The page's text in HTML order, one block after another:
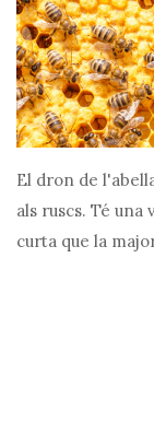
El dron de
als ruscs. Té una
curta que la